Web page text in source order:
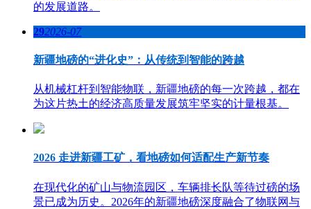
的发展道路。
292026-07
新疆地磅的“进化史”：从传统到智能的跨越
从机械杠杆到智能物联，新疆地磅的每一次跨越，都在
为这片热土的经济高质量发展筑牢坚实的计量根基。
2026 走进新疆工矿，看地磅如何适配生产新节奏
在现代化的矿山与物流园区，车辆排长队等待过磅的场
景已成为历史。2026年的新疆地磅深度融合了物联网与